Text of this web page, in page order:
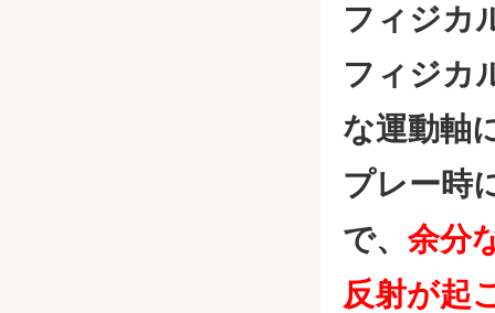
フィジカ
フィジカ
な運動軸
プレー時
で、 余分
反射が起